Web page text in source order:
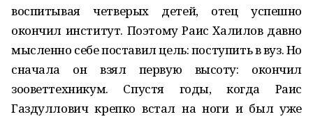
воспитывая четверых детей, отец успешно
окончил институт. Поэтому Раис Халилов давно
мысленно себе поставил цель: поступить в вуз. Но
сначала он взял первую высоту: окончил
зооветтехникум. Спустя годы, когда Раис
Газдуллович крепко встал на ноги и был уже